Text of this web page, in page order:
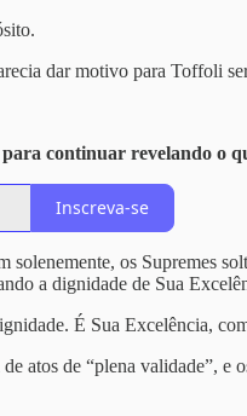
dar motivo para Toffoli
continuar revelando o
Inscreva-se
solenemente, os Supremes
a dignidade de Sua
É Sua Excelência,
atos de “plena validade”,